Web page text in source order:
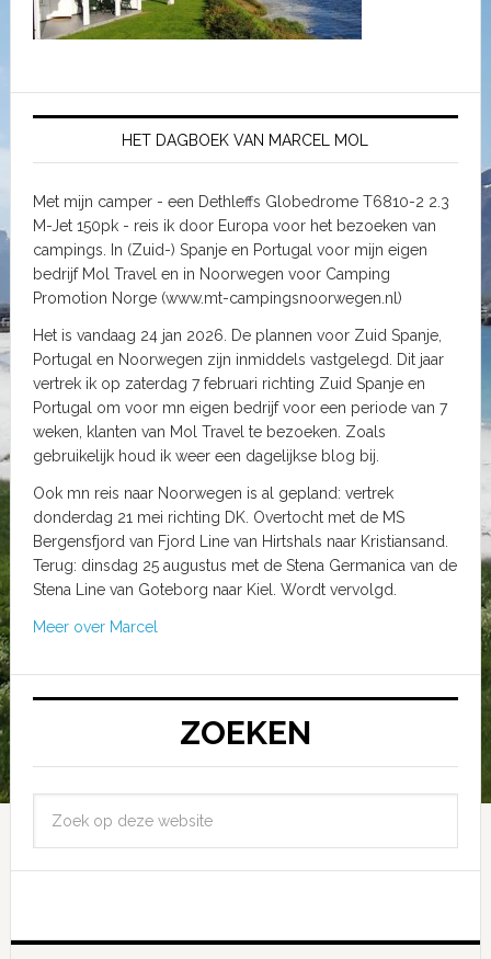
HET DAGBOEK VAN MARCEL MOL
Met mijn camper - een Dethleffs Globedrome T6810-2 2.3
M-Jet 150pk - reis ik door Europa voor het bezoeken van
campings. In (Zuid-) Spanje en Portugal voor mijn eigen
bedrijf Mol Travel en in Noorwegen voor Camping
Promotion Norge (www.mt-campingsnoorwegen.nl)
Het is vandaag 24 jan 2026. De plannen voor Zuid Spanje,
Portugal en Noorwegen zijn inmiddels vastgelegd. Dit jaar
vertrek ik op zaterdag 7 februari richting Zuid Spanje en
Portugal om voor mn eigen bedrijf voor een periode van 7
weken, klanten van Mol Travel te bezoeken. Zoals
gebruikelijk houd ik weer een dagelijkse blog bij.
Ook mn reis naar Noorwegen is al gepland: vertrek
donderdag 21 mei richting DK. Overtocht met de MS
Bergensfjord van Fjord Line van Hirtshals naar Kristiansand.
Terug: dinsdag 25 augustus met de Stena Germanica van de
Stena Line van Goteborg naar Kiel. Wordt vervolgd.
Meer over Marcel
ZOEKEN